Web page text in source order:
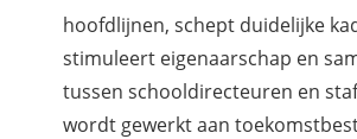
hoofdlijnen, schept duidelijke
stimuleert eigenaarschap en
tussen schooldirecteuren en
wordt gewerkt aan